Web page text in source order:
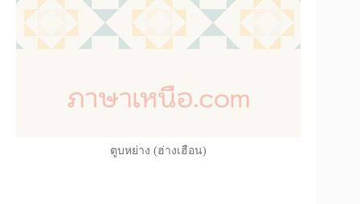
ตูบหย่าง (ฮ่างเฮือน)